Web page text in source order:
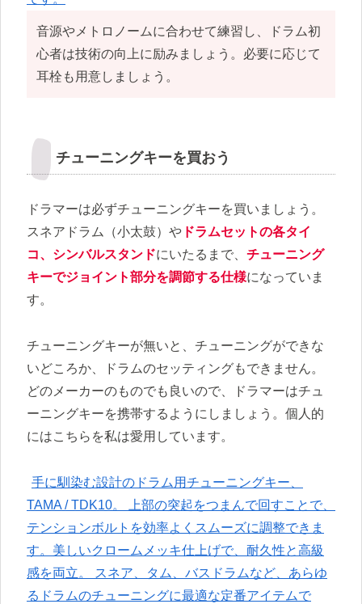
音源やメトロノームに合わせて練習し、ドラム初
心者は技術の向上に励みましょう。必要に応じて
耳栓も用意しましょう。
チューニングキーを買おう
ドラマーは必ずチューニングキーを買いましょう。
スネアドラム（小太鼓）や ドラムセットの各タイ
コ、シンバルスタンドにいたるまで、 チューニング
キーでジョイント部分を調節する仕様になっていま
す。
チューニングキーが無いと、チューニングができな
いどころか、ドラムのセッティングもできません。
どのメーカーのものでも良いので、ドラマーはチュ
ーニングキーを携帯するようにしましょう。個人的
にはこちらを私は愛用しています。
手に馴染む設計のドラム用チューニングキー、
TAMA / TDK10。 上部の突起をつまんで回すことで、
テンションボルトを効率よくスムーズに調整できま
す。美しいクロームメッキ仕上げで、耐久性と高級
感を両立。 スネア、タム、バスドラムなど、あらゆ
るドラムのチューニングに最適な定番アイテムで